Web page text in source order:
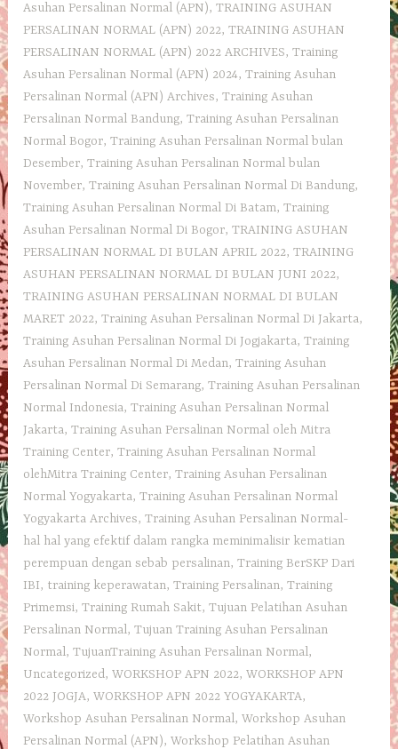
Asuhan Persalinan Normal (APN),TRAINING ASUHAN
PERSALINAN NORMAL (APN) 2022,TRAINING ASUHAN
PERSALINAN NORMAL (APN) 2022 ARCHIVES,Training
Asuhan Persalinan Normal (APN) 2024,Training Asuhan
Persalinan Normal (APN) Archives,Training Asuhan
Persalinan Normal Bandung,Training Asuhan Persalinan
Normal Bogor,Training Asuhan Persalinan Normal bulan
Desember,Training Asuhan Persalinan Normal bulan
November,Training Asuhan Persalinan Normal Di Bandung,
Training Asuhan Persalinan Normal Di Batam,Training
Asuhan Persalinan Normal Di Bogor,TRAINING ASUHAN
PERSALINAN NORMAL DI BULAN APRIL 2022,TRAINING
ASUHAN PERSALINAN NORMAL DI BULAN JUNI 2022,
TRAINING ASUHAN PERSALINAN NORMAL DI BULAN
MARET 2022,Training Asuhan Persalinan Normal Di Jakarta,
Training Asuhan Persalinan Normal Di Jogjakarta,Training
Asuhan Persalinan Normal Di Medan,Training Asuhan
Persalinan Normal Di Semarang,Training Asuhan Persalinan
Normal Indonesia,Training Asuhan Persalinan Normal
Jakarta,Training Asuhan Persalinan Normal oleh Mitra
Training Center,Training Asuhan Persalinan Normal
olehMitra Training Center,Training Asuhan Persalinan
Normal Yogyakarta,Training Asuhan Persalinan Normal
Yogyakarta Archives,Training Asuhan Persalinan Normal-
hal hal yang efektif dalam rangka meminimalisir kematian
perempuan dengan sebab persalinan,Training BerSKP Dari
IBI, training keperawatan,Training Persalinan,Training
Primemsi,Training Rumah Sakit,Tujuan Pelatihan Asuhan
Persalinan Normal,Tujuan Training Asuhan Persalinan
Normal,TujuanTraining Asuhan Persalinan Normal,
Uncategorized,WORKSHOP APN 2022,WORKSHOP APN
2022 JOGJA,WORKSHOP APN 2022 YOGYAKARTA,
Workshop Asuhan Persalinan Normal,Workshop Asuhan
Persalinan Normal (APN),Workshop Pelatihan Asuhan